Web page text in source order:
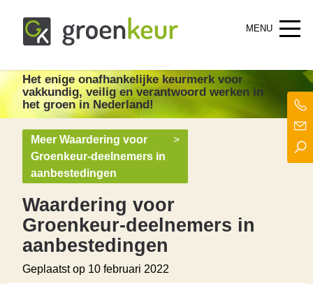
Groenkeur
Het enige onafhankelijke keurmerk voor groen in Nederland!
Het enige onafhankelijke keurmerk voor
vakkundig, veilig en verantwoord werken in
het groen in Nederland!
Meer Waardering voor
Groenkeur-deelnemers in
aanbestedingen
>
Waardering voor
Groenkeur-deelnemers in
aanbestedingen
Geplaatst op 10 februari 2022